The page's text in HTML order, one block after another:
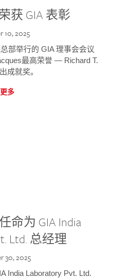
获 GIA 表彰
10, 2025
部举行的 GIA 理事会会议
最高荣誉 — Richard T.
成就奖。
多
命为 GIA India
Ltd. 总经理
30, 2025
India Laboratory Pvt. Ltd.